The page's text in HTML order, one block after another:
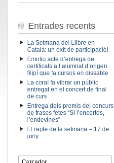
Entrades recents
La Setmana del Llibre en
Català: un èxit de participació!
Emotiu acte d’entrega de
certificats a l’alumnat d’origen
filipí que fa cursos en dissabte
La coral fa vibrar un públic
entregat en el concert de final
de curs
Entrega dels premis del concurs
de frases fetes “Si l’encertes,
l’endevines”
El repte de la setmana – 17 de
juny